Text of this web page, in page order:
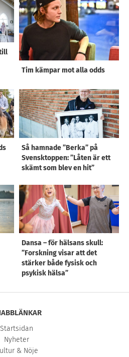
Tim kämpar mot alla odds
Så hamnade ”Berka” på
Svensktoppen: ”Låten är ett
skämt som blev en hit”
Dansa – för hälsans skull:
”Forskning visar att det
stärker både fysisk och
psykisk hälsa”
Startsidan
Nyheter
& Nöje